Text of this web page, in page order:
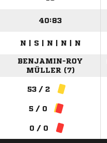
40:83
N | S | N | N | N
BENJAMIN-ROY
MÜLLER (7)
53 / 2
5 / 0
0 / 0